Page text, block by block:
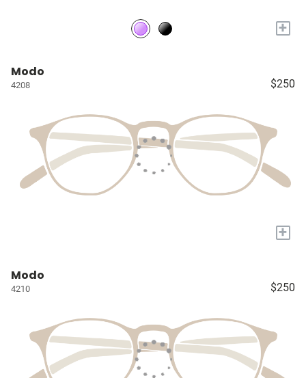
+
Modo
4208 $250
+
Modo
4210 $250